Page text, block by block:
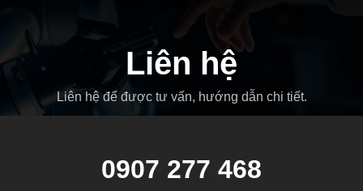
Liên hệ
Liên hệ để được tư vấn, hướng dẫn chi tiết.
0907 277 468